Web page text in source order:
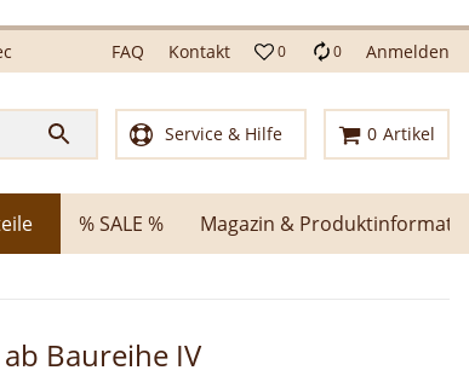
FAQ Kontakt 0 0 Anmelden
Service & Hilfe 0 Artikel
% SALE % Magazin &
Baureihe IV